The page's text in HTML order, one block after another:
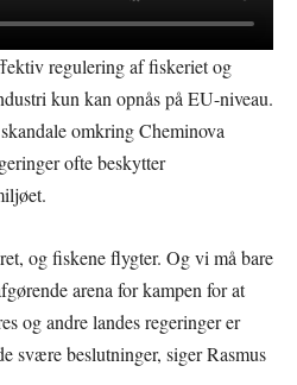
regulering af fiskeriet og
kun kan opnås på EU-niveau.
omkring Cheminova
ofte beskytter
og fiskene flygter. Og vi må bare
arena for kampen for at
og andre landes regeringer er
svære beslutninger, siger Rasmus